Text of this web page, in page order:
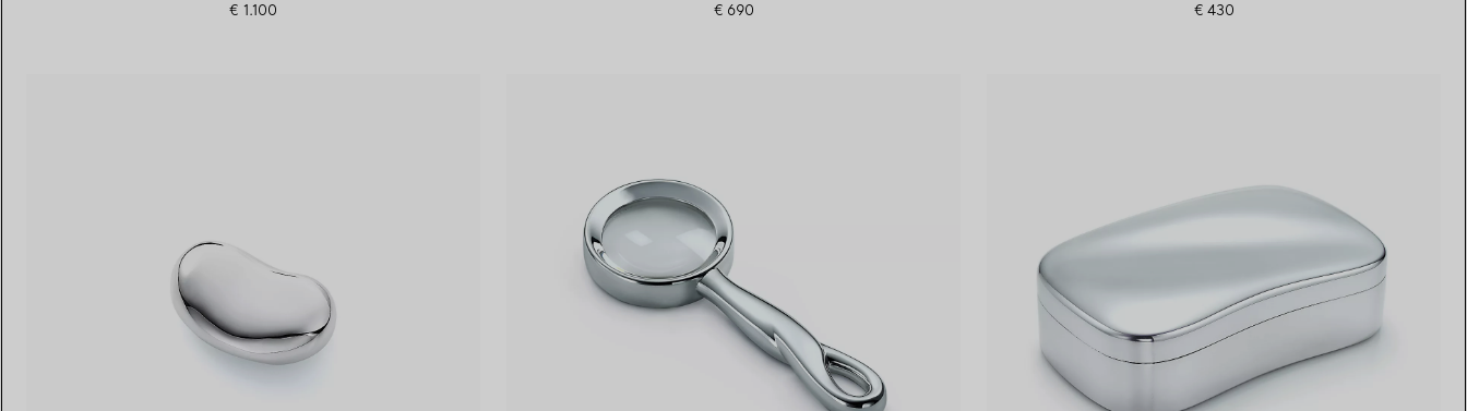
€ 1.100 € 690 € 430